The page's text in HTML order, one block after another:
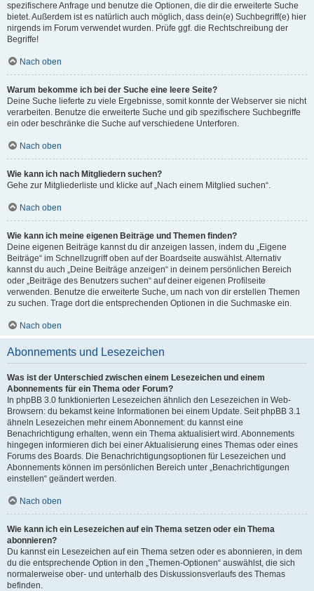
spezifischere Anfrage und benutze die Optionen, die dir die erweiterte Suche
bietet. Außerdem ist es natürlich auch möglich, dass dein(e) Suchbegriff(e) hier
nirgends im Forum verwendet wurden. Prüfe ggf. die Rechtschreibung der
Begriffe!
Nach oben
Warum bekomme ich bei der Suche eine leere Seite?
Deine Suche lieferte zu viele Ergebnisse, somit konnte der Webserver sie nicht
verarbeiten. Benutze die erweiterte Suche und gib spezifischere Suchbegriffe
ein oder beschränke die Suche auf verschiedene Unterforen.
Nach oben
Wie kann ich nach Mitgliedern suchen?
Gehe zur Mitgliederliste und klicke auf „Nach einem Mitglied suchen“.
Nach oben
Wie kann ich meine eigenen Beiträge und Themen finden?
Deine eigenen Beiträge kannst du dir anzeigen lassen, indem du „Eigene
Beiträge“ im Schnellzugriff oben auf der Boardseite auswählst. Alternativ
kannst du auch „Deine Beiträge anzeigen“ in deinem persönlichen Bereich
oder „Beiträge des Benutzers suchen“ auf deiner eigenen Profilseite
verwenden. Benutze die erweiterte Suche, um nach von dir erstellen Themen
zu suchen. Trage dort die entsprechenden Optionen in die Suchmaske ein.
Nach oben
Abonnements und Lesezeichen
Was ist der Unterschied zwischen einem Lesezeichen und einem
Abonnements für ein Thema oder Forum?
In phpBB 3.0 funktionierten Lesezeichen ähnlich den Lesezeichen in Web-
Browsern: du bekamst keine Informationen bei einem Update. Seit phpBB 3.1
ähneln Lesezeichen mehr einem Abonnement: du kannst eine
Benachrichtigung erhalten, wenn ein Thema aktualisiert wird. Abonnements
hingegen informieren dich bei einer Aktualisierung eines Themas oder eines
Forums des Boards. Die Benachrichtigungsoptionen für Lesezeichen und
Abonnements können im persönlichen Bereich unter „Benachrichtigungen
einstellen“ geändert werden.
Nach oben
Wie kann ich ein Lesezeichen auf ein Thema setzen oder ein Thema
abonnieren?
Du kannst ein Lesezeichen auf ein Thema setzen oder es abonnieren, in dem
du die entsprechende Option in den „Themen-Optionen“ auswählst, die sich
normalerweise ober- und unterhalb des Diskussionsverlaufs des Themas
befinden.